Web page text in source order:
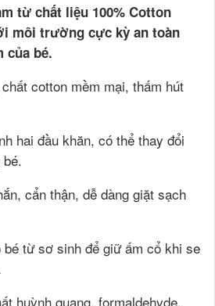
từ chất liệu 100% Cotton
môi trường cực kỳ an toàn
của bé.
cotton mềm mại, thấm hút
hai đầu khăn, có thể thay đổi
cẩn thận, dễ dàng giặt sạch
từ sơ sinh để giữ ấm cổ khi se
huỳnh quang, formaldehyde,